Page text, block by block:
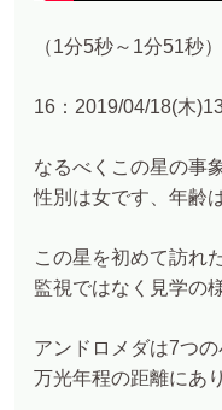
（1分5秒～1分51秒）
16：2019/04/18(木
なるべくこの星の事
性別は女です、年齢
この星を初めて訪れ
監視ではなく見学の
アンドロメダは7つ
万光年程の距離にあ